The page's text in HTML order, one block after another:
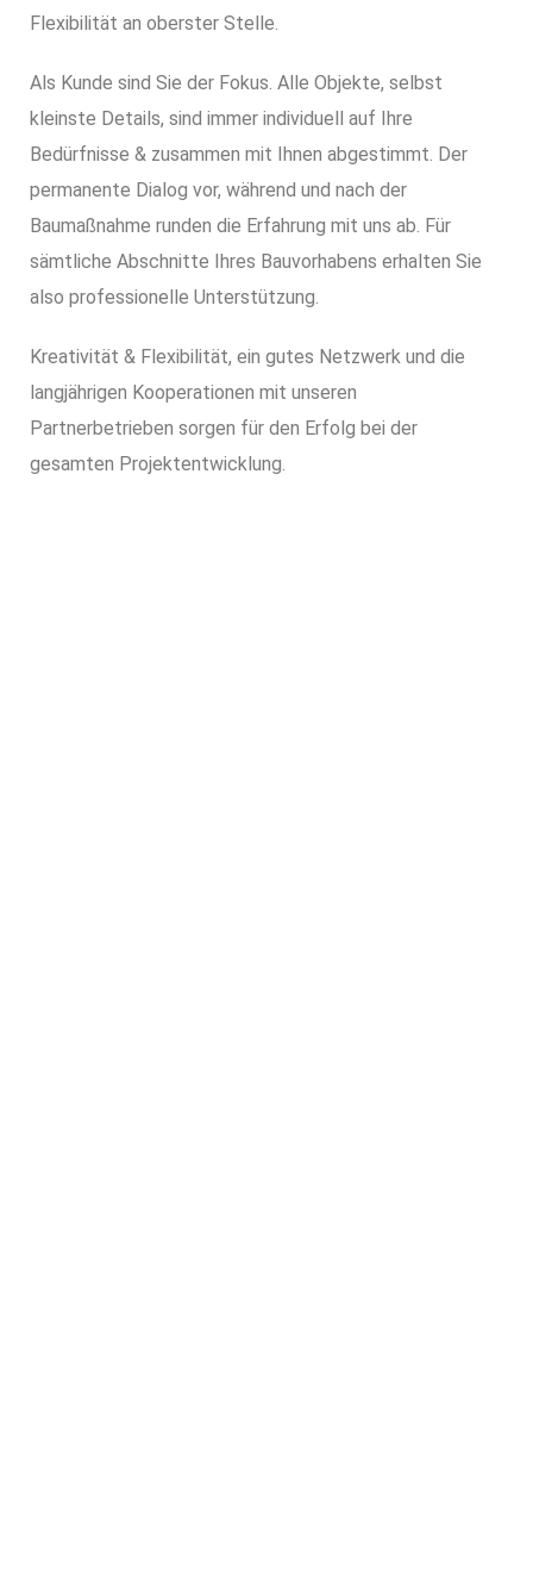
Flexibilität an oberster Stelle.
Als Kunde sind Sie der Fokus. Alle Objekte, selbst
kleinste Details, sind immer individuell auf Ihre
Bedürfnisse & zusammen mit Ihnen abgestimmt. Der
permanente Dialog vor, während und nach der
Baumaßnahme runden die Erfahrung mit uns ab. Für
sämtliche Abschnitte Ihres Bauvorhabens erhalten Sie
also professionelle Unterstützung.
Kreativität & Flexibilität, ein gutes Netzwerk und die
langjährigen Kooperationen mit unseren
Partnerbetrieben sorgen für den Erfolg bei der
gesamten Projektentwicklung.